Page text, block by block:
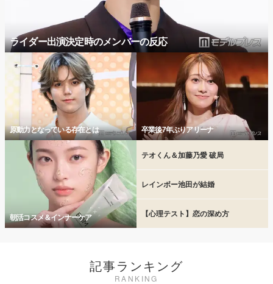
ライダー出演決定時のメンバーの反応
原動力となっている存在とは 卒業後7年ぶりアリーナ
朝活コスメ＆インナーケア
テオくん＆加藤乃愛 破局
レインボー池田が結婚
【心理テスト】恋の深め方
記事ランキング
RANKING